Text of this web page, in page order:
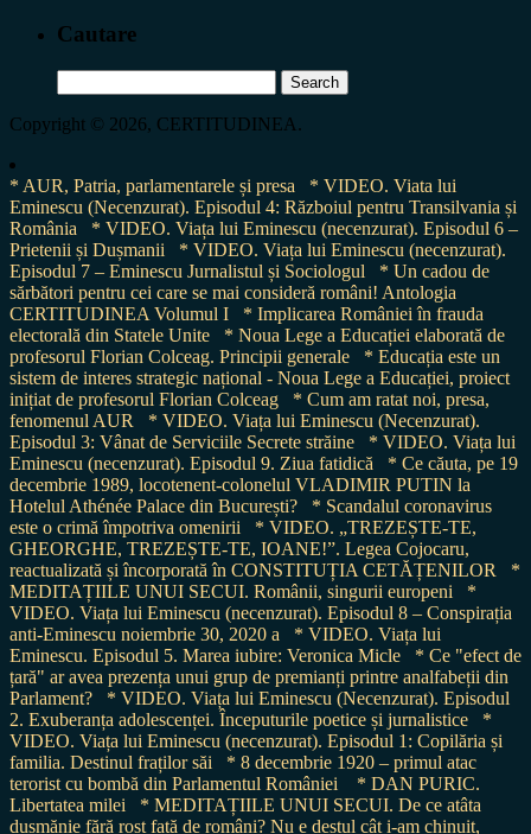
Cautare
for:
Copyright © 2026, CERTITUDINEA.
* AUR, Patria, parlamentarele și presa
* VIDEO. Viata lui
Eminescu (Necenzurat). Episodul 4: Războiul pentru Transilvania și
România
* VIDEO. Viața lui Eminescu (necenzurat). Episodul 6 –
Prietenii și Dușmanii
* VIDEO. Viața lui Eminescu (necenzurat).
Episodul 7 – Eminescu Jurnalistul și Sociologul
* Un cadou de
sărbători pentru cei care se mai consideră români! Antologia
CERTITUDINEA Volumul I
* Implicarea României în frauda
electorală din Statele Unite
* Noua Lege a Educației elaborată de
profesorul Florian Colceag. Principii generale
* Educația este un
sistem de interes strategic național - Noua Lege a Educației, proiect
inițiat de profesorul Florian Colceag
* Cum am ratat noi, presa,
fenomenul AUR
* VIDEO. Viața lui Eminescu (Necenzurat).
Episodul 3: Vânat de Serviciile Secrete străine
* VIDEO. Viața lui
Eminescu (necenzurat). Episodul 9. Ziua fatidică
* Ce căuta, pe 19
decembrie 1989, locotenent-colonelul VLADIMIR PUTIN la
Hotelul Athénée Palace din București?
* Scandalul coronavirus
este o crimă împotriva omenirii
* VIDEO. „TREZEȘTE-TE,
GHEORGHE, TREZEȘTE-TE, IOANE!”. Legea Cojocaru,
reactualizată și încorporată în CONSTITUȚIA CETĂȚENILOR
*
MEDITAȚIILE UNUI SECUI. Românii, singurii europeni
*
VIDEO. Viața lui Eminescu (necenzurat). Episodul 8 – Conspirația
anti-Eminescu noiembrie 30, 2020 a
* VIDEO. Viața lui
Eminescu. Episodul 5. Marea iubire: Veronica Micle
* Ce "efect de
țară" ar avea prezența unui grup de premianți printre analfabeții din
Parlament?
* VIDEO. Viața lui Eminescu (Necenzurat). Episodul
2. Exuberanța adolescenței. Începuturile poetice și jurnalistice
*
VIDEO. Viața lui Eminescu (necenzurat). Episodul 1: Copilăria și
familia. Destinul fraților săi
* 8 decembrie 1920 – primul atac
terorist cu bombă din Parlamentul României
* DAN PURIC.
Libertatea milei
* MEDITAȚIILE UNUI SECUI. De ce atâta
dușmănie fără rost față de români? Nu e destul cât i-am chinuit,